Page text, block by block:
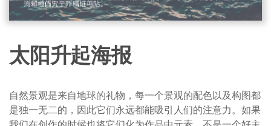
太阳升起海报
自然景观是来自地球的礼物，每一个景观的配色以及构图都
是独一无二的，因此它们永远都能吸引人们的注意力。如果